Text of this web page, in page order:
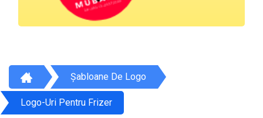
Șabloane De Logo
Logo-Uri Pentru Frizer